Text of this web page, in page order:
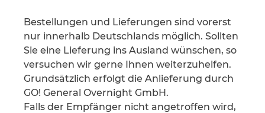
Bestellungen und Lieferungen sind vorerst
nur innerhalb Deutschlands möglich. Sollten
Sie eine Lieferung ins Ausland wünschen, so
versuchen wir gerne Ihnen weiterzuhelfen.
Grundsätzlich erfolgt die Anlieferung durch
GO! General Overnight GmbH.
Falls der Empfänger nicht angetroffen wird,